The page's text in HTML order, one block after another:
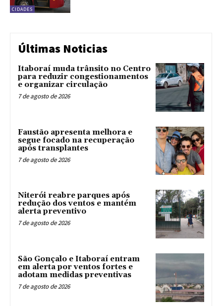
CIDADES
Últimas Noticias
Itaboraí muda trânsito no Centro
para reduzir congestionamentos
e organizar circulação
7 de agosto de 2026
Faustão apresenta melhora e
segue focado na recuperação
após transplantes
7 de agosto de 2026
Niterói reabre parques após
redução dos ventos e mantém
alerta preventivo
7 de agosto de 2026
São Gonçalo e Itaboraí entram
em alerta por ventos fortes e
adotam medidas preventivas
7 de agosto de 2026